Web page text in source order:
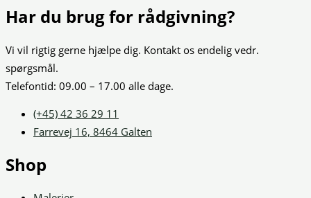
Har du brug for rådgivning?
Vi vil rigtig gerne hjælpe dig. Kontakt os endelig vedr.
spørgsmål.
Telefontid: 09.00 – 17.00 alle dage.
(+45) 42 36 29 11
Farrevej 16, 8464 Galten
Shop